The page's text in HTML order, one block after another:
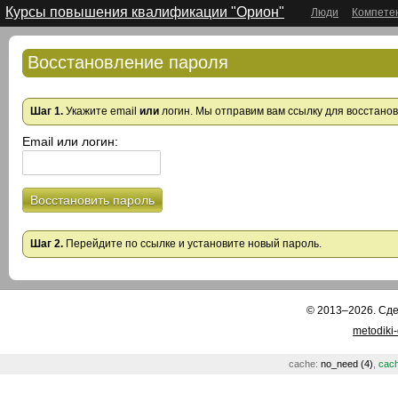
Курсы повышения квалификации "Орион" Люди
Восстановление пароля
Шаг 1. Укажите email или логин. Мы отправим вам ссылку для
Email или логин:
Восстановить пароль
Шаг 2. Перейдите по ссылке и установите новый пароль.
© 2013–2026.
cache: no_need (4)